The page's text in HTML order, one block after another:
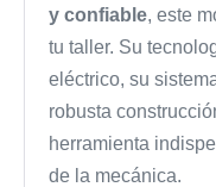
y confiable, este
tu taller. Su
eléctrico, su
robusta
herramienta
de la mecánica.